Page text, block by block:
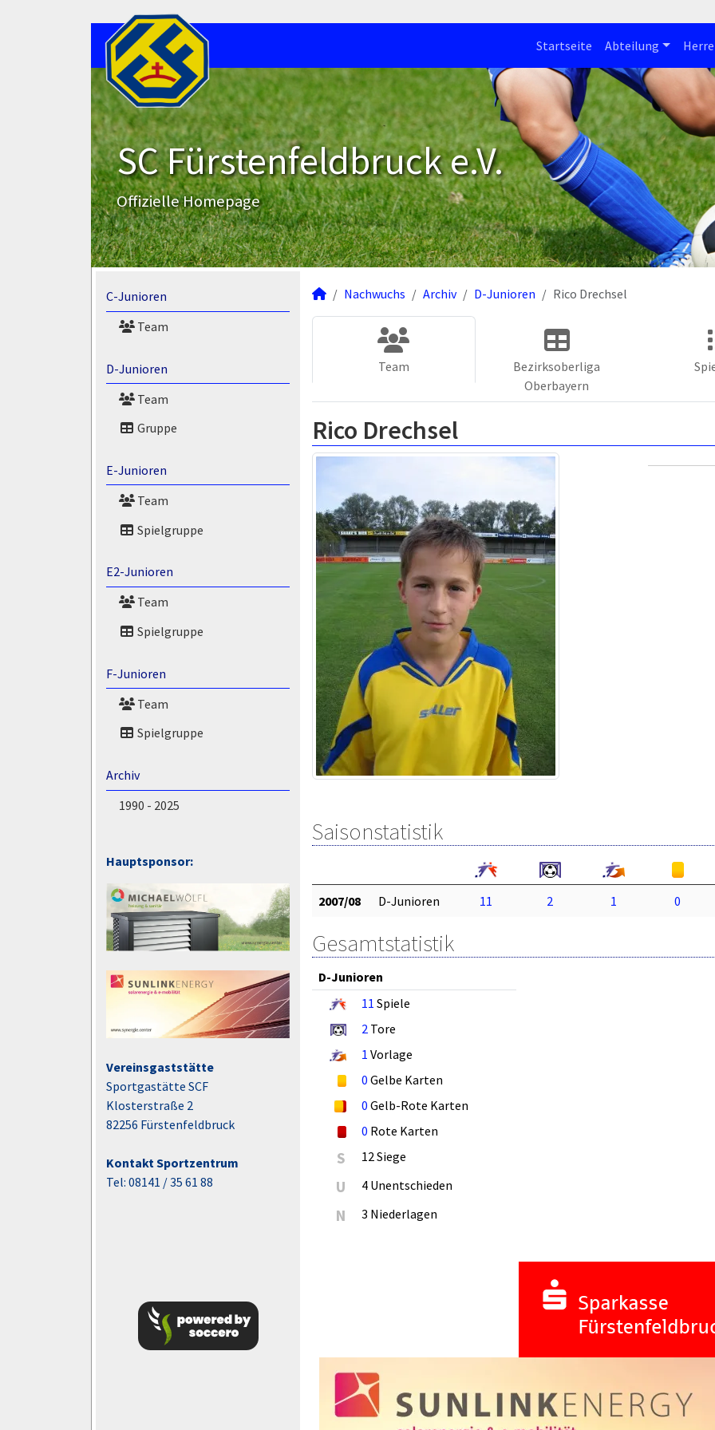
Startseite Abteilung
SC Fürstenfeldbruck e.V.
Offizielle Homepage
C-Junioren
Team
D-Junioren
Team
Gruppe
E-Junioren
Team
Spielgruppe
E2-Junioren
Team
Spielgruppe
F-Junioren
Team
Spielgruppe
Archiv
1990 - 2025
Hauptsponsor:
Vereinsgaststätte
Sportgastätte SCF
Klosterstraße 2
82256 Fürstenfeldbruck
Kontakt Sportzentrum
Tel: 08141 / 35 61 88
Nachwuchs Archiv D-Junioren Rico Drechsel
Team
Bezirksoberliga
Oberbayern
Rico Drechsel
Saisonstatistik
2007/08 D-Junioren 11 2 1 0
Gesamtstatistik
D-Junioren
11 Spiele
2 Tore
1 Vorlage
0 Gelbe Karten
0 Gelb-Rote Karten
0 Rote Karten
S 12 Siege
U 4 Unentschieden
N 3 Niederlagen